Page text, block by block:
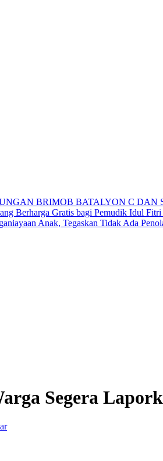
BRIMOB BATALYON C DAN
Berharga Gratis bagi Pemudik Idul
Anak, Tegaskan Tidak Ada
Segera